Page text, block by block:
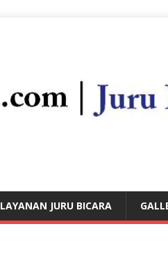
LAYANAN JURU BICARA